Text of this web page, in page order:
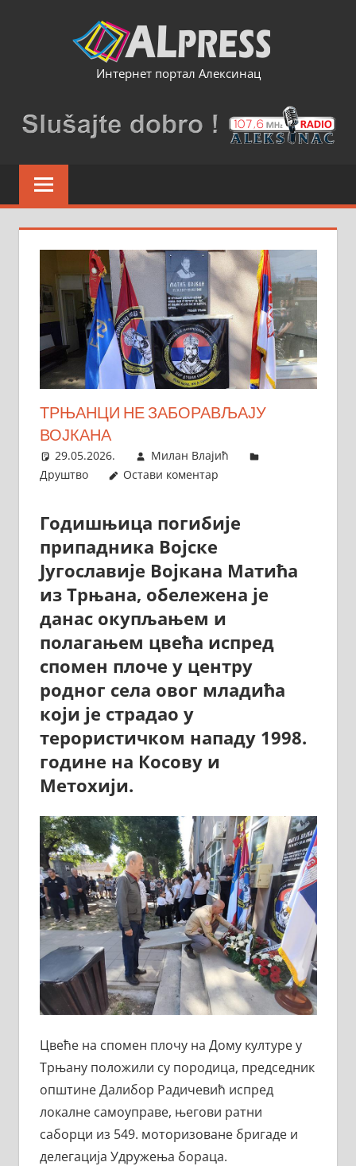
Интернет портал Алексинац
ТРЊАНЦИ НЕ ЗАБОРАВЉАЈУ
ВОЈКАНА
29.05.2026.
Милан Влајић
Друштво
Остави коментар
Годишњица погибије
припадника Војске
Југославије Војкана Матића
из Трњана, обележена је
данас окупљањем и
полагањем цвећа испред
спомен плоче у центру
родног села овог младића
који је страдао у
терористичком нападу 1998.
године на Косову и
Метохији.
Цвеће на спомен плочу на Дому културе у
Трњану положили су породица, председник
општине Далибор Радичевић испред
локалне самоуправе, његови ратни
саборци из 549. моторизоване бригаде и
делегација Удружења бораца.